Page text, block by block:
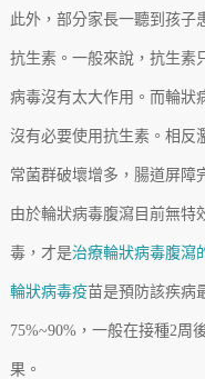
此外，部分家長一聽到孩子
抗生素。一般來說，抗生素
病毒沒有太大作用。而輪狀
沒有必要使用抗生素。相反
常菌群破壞增多，腸道屏障
由於輪狀病毒腹瀉目前無特
毒，才是治療輪狀病毒腹瀉
輪狀病毒疫苗是預防該疾病
75%~90%，一般在接種2周
果。